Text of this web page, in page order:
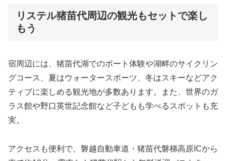
リステル猪苗代周辺の観光もセットで楽し
もう
宿周辺には、猪苗代湖でのボート体験や湖畔のサイクリン
グコース、夏はウォータースポーツ、冬はスキーなどアク
ティブに楽しめる観光地が多数あります。また、世界のガ
ラス館や野口英世記念館など子どもも学べるスポットも充
実。
アクセスも便利で、磐越自動車道・猪苗代磐梯高原ICから